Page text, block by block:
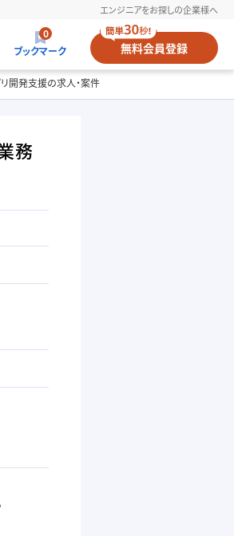
エンジニアをお探しの企業様へ
ブックマーク
0
無料会員登録
開発支援の求人・案件
務